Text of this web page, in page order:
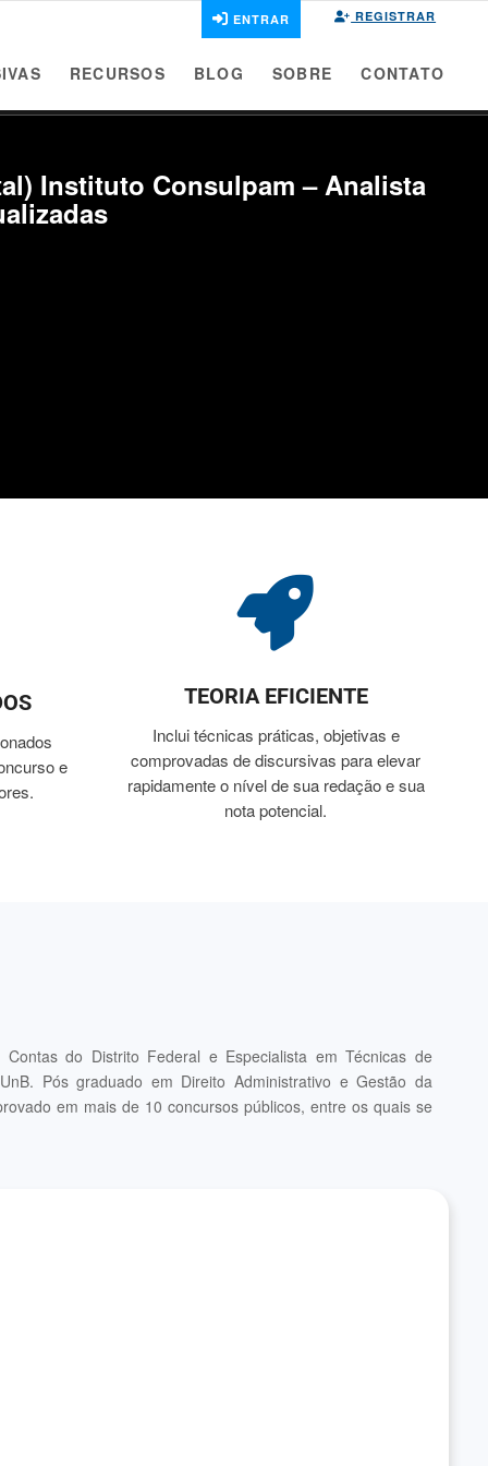
ENTRAR REGISTRAR
RECURSOS BLOG SOBRE CONTATO
Instituto Consulpam – Analista
e
TEORIA EFICIENTE
Inclui técnicas práticas, objetivas e
comprovadas de discursivas para elevar
rapidamente o nível de sua redação e sua
nota potencial.
do Distrito Federal e Especialista em Técnicas de
Pós graduado em Direito Administrativo e Gestão da
em mais de 10 concursos públicos, entre os quais se